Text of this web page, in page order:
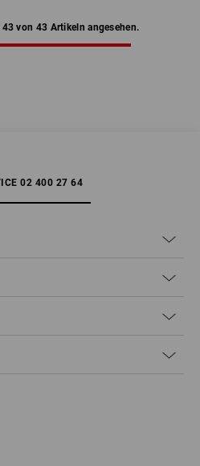
von 43 Artikeln angesehen.
02 400 27 64